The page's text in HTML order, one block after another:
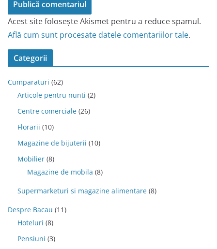
Acest site folosește Akismet pentru a reduce spamul.
Află cum sunt procesate datele comentariilor tale.
Categorii
Cumparaturi (62)
Articole pentru nunti (2)
Centre comerciale (26)
Florarii (10)
Magazine de bijuterii (10)
Mobilier (8)
Magazine de mobila (8)
Supermarketuri si magazine alimentare (8)
Despre Bacau (11)
Hoteluri (8)
Pensiuni (3)